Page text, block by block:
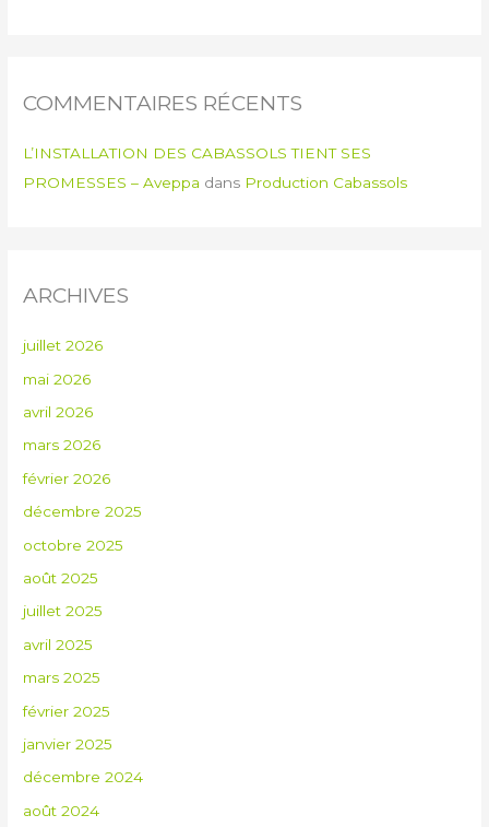
COMMENTAIRES RÉCENTS
L’INSTALLATION DES CABASSOLS TIENT SES
PROMESSES – Aveppa dans Production Cabassols
ARCHIVES
juillet 2026
mai 2026
avril 2026
mars 2026
février 2026
décembre 2025
octobre 2025
août 2025
juillet 2025
avril 2025
mars 2025
février 2025
janvier 2025
décembre 2024
août 2024